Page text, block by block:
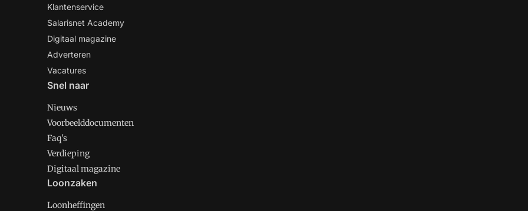
Klantenservice
Salarisnet Academy
Digitaal magazine
Adverteren
Vacatures
Snel naar
Nieuws
Voorbeelddocumenten
Faq's
Verdieping
Digitaal magazine
Loonzaken
Loonheffingen